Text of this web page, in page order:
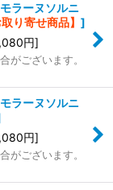
ラーヌソルニ
取り寄せ商品】 ]
円]
がございます。
ラーヌソルニ
円]
がございます。